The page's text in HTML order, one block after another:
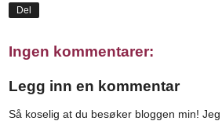
Del
Ingen kommentarer:
Legg inn en kommentar
Så koselig at du besøker bloggen min!